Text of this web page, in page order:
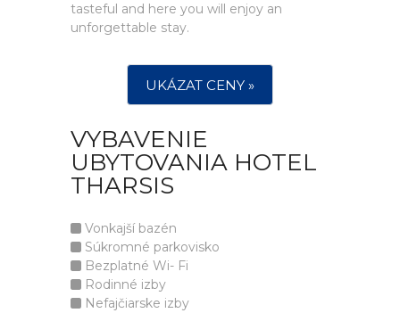
tasteful and here you will enjoy an
unforgettable stay.
UKÁZAT CENY »
VYBAVENIE
UBYTOVANIA HOTEL
THARSIS
Vonkajší bazén
Súkromné parkovisko
Bezplatné Wi- Fi
Rodinné izby
Nefajčiarske izby